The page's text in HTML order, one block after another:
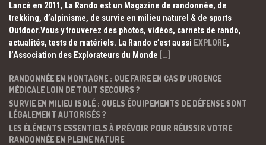
Lancé en 2011, La Rando est un Magazine de randonnée, de
trekking, d’alpinisme, de survie en milieu naturel & de sports
Outdoor.Vous y trouverez des photos, vidéos, carnets de rando,
actualités, tests de matériels. La Rando c’est aussi EXPLORE,
l’Association des Explorateurs du Monde […]
RANDONNÉE EN MONTAGNE : QUE FAIRE EN CAS D’URGENCE
MÉDICALE LOIN DE TOUT SECOURS ?
SURVIE EN MILIEU ISOLÉ : QUELS ÉQUIPEMENTS DE DÉFENSE SONT
LÉGALEMENT AUTORISÉS ?
LES ÉLÉMENTS ESSENTIELS À PRÉVOIR POUR RÉUSSIR VOTRE
RANDONNÉE EN PLEINE NATURE